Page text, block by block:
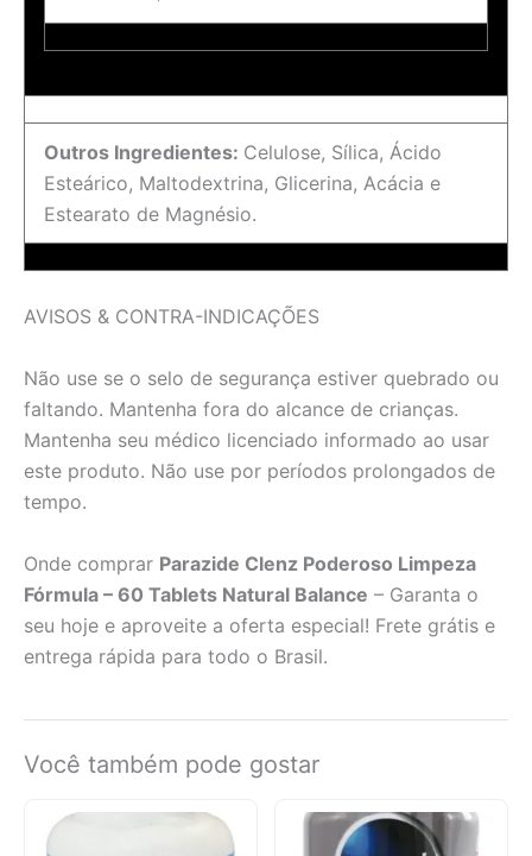
Outros Ingredientes: Celulose, Sílica, Ácido
Esteárico, Maltodextrina, Glicerina, Acácia e
Estearato de Magnésio.
AVISOS & CONTRA-INDICAÇÕES
Não use se o selo de segurança estiver quebrado ou
faltando. Mantenha fora do alcance de crianças.
Mantenha seu médico licenciado informado ao usar
este produto. Não use por períodos prolongados de
tempo.
Onde comprar Parazide Clenz Poderoso Limpeza
Fórmula – 60 Tablets Natural Balance – Garanta o
seu hoje e aproveite a oferta especial! Frete grátis e
entrega rápida para todo o Brasil.
Você também pode gostar